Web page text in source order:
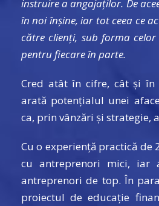
instruire a angajaților. De
în noi înșine, iar tot ceea ce
către clienți, sub forma
pentru fiecare în parte.
Cred atât în cifre, cât și în
arată potențialul unei
ca, prin vânzări și strategie,
Cu o experiență practică de
cu antreprenori mici, iar
antreprenori de top. În
proiectul de educație